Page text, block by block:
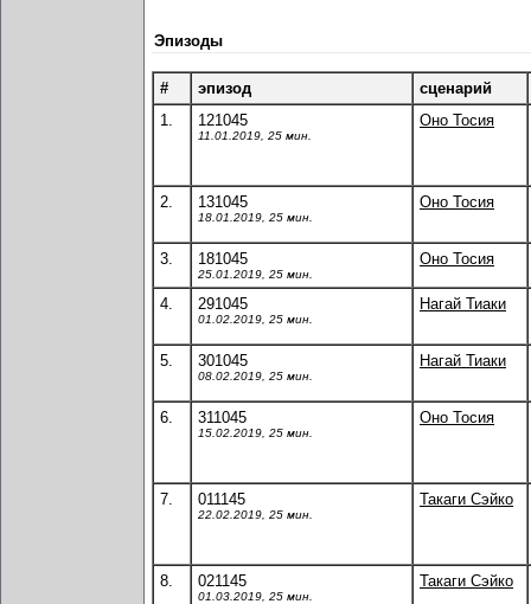
Эпизоды
# эпизод
сценарий
1.
121045
11.01.2019, 25 мин.
Оно Тосия
2. 131045
18.01.2019, 25 мин.
Оно Тосия
3. 181045
25.01.2019, 25 мин.
Оно Тосия
4. 291045
01.02.2019, 25 мин.
Нагай Тиаки
5. 301045
08.02.2019, 25 мин.
Нагай Тиаки
6. 311045
15.02.2019, 25 мин.
Оно Тосия
7. 011145
22.02.2019, 25 мин.
Такаги Сэйко
8. 021145
01.03.2019, 25 мин.
Такаги Сэйко